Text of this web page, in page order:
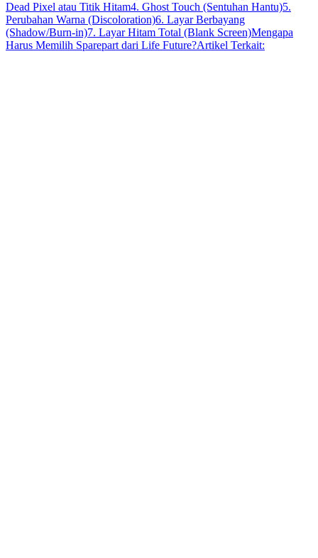
Dead Pixel atau Titik Hitam4. Ghost Touch (Sentuhan Hantu)5.
Perubahan Warna (Discoloration)6. Layar Berbayang
(Shadow/Burn-in)7. Layar Hitam Total (Blank Screen)Mengapa
Harus Memilih Sparepart dari Life Future?Artikel Terkait: